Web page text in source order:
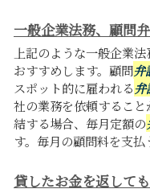
一般企業法務、顧問
上記のような一般企業
おすすめします。顧問弁
スポット的に雇われる
社の業務を依頼すること
結する場合、毎月定額の
す。毎月の顧問料を支
貸したお金を返して